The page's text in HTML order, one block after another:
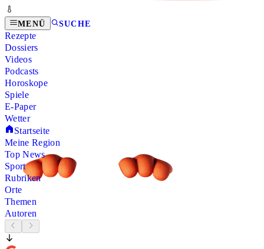
MENÜ SUCHE
Rezepte
Dossiers
Videos
Podcasts
Horoskope
Spiele
E-Paper
Wetter
Startseite
Meine Region
Top News
Sport
Rubriken
Orte
Themen
Autoren